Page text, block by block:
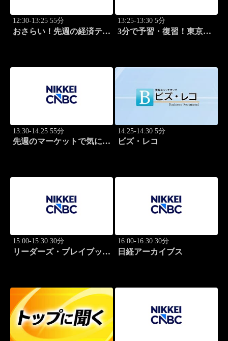
12:30-13:25 55分
おさらい！先週の経済テー
13:25-13:30 5分
3分で予習・復習！東京市
13:30-14:25 55分
先週のマーケットで気にな
14:25-14:30 5分
ビズ・レコ
15:00-15:30 30分
リーダーズ・プレイブック
16:00-16:30 30分
日経アーカイブス